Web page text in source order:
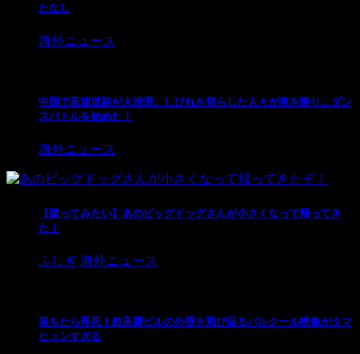
たなし
海外ニュース
中国で高速道路が大渋滞。しびれを切らした人々が車を降り…ダン
スバトルを始めた！
海外ニュース
【蹴ってみたい】あのビッグドッグさんが小さくなって帰ってき
た！
ふしぎ 海外ニュース
落ちたら即死！超高層ビルの外壁を飛び回るパルクール映像がタマ
ヒュンすぎる